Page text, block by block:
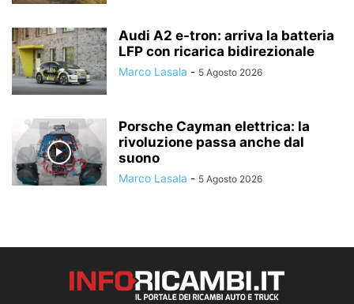
Audi A2 e-tron: arriva la batteria
LFP con ricarica bidirezionale
Marco Lasala - 5 Agosto 2026
Porsche Cayman elettrica: la
rivoluzione passa anche dal
suono
Marco Lasala - 5 Agosto 2026